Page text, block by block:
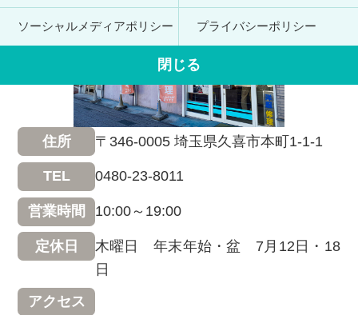
ソーシャルメディアポリシー プライバシーポリシー
閉じる
住所 〒346-0005 埼玉県久喜市本町1-1-1
TEL 0480-23-8011
営業時間 10:00～19:00
定休日
木曜日 年末年始・盆 7月12日・18
日
アクセス